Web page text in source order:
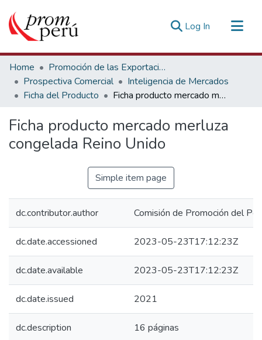
Log In (current)
Communities & Collections
All of DSpace
Statistics
Home
Promoción de las Exportaciones
Prospectiva Comercial
Inteligencia de Mercados
Ficha del Producto
Ficha producto mercado merluza congelada Reino Unido
Ficha producto mercado merluza
congelada Reino Unido
Simple item page
dc.contributor.author Comisión de Promoción del
dc.date.accessioned 2023-05-23T17:12:23Z
dc.date.available 2023-05-23T17:12:23Z
dc.date.issued 2021
dc.description 16 páginas